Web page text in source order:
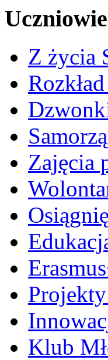
Uczniowie
Z życia
Zajęcia
Klub